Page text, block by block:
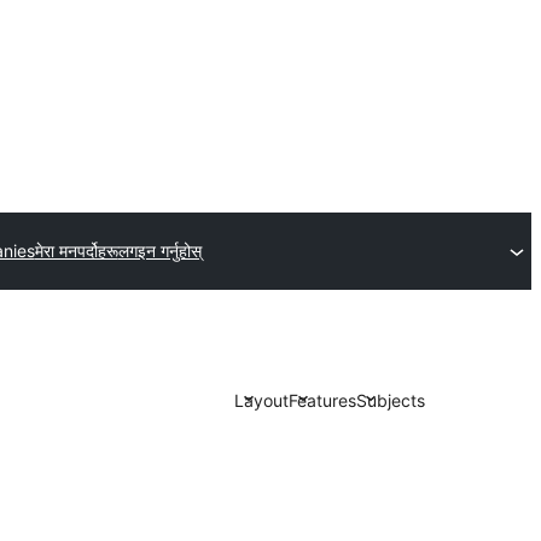
मेरा मनपर्दोहरूलगइन गर्नुहोस्
LayoutFeaturesSubjects